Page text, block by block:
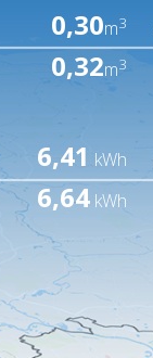
0,30m3
0,32m3
6,41 kWh
6,64 kWh